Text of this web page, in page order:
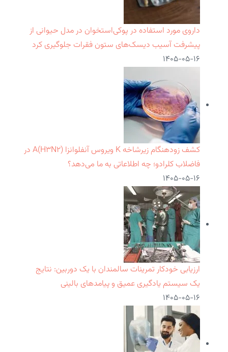
داروی مورد استفاده در پوکی‌استخوان در مدل حیوانی از
پیشرفت آسیب دیسک‌های ستون فقرات جلوگیری کرد
۱۴۰۵-۰۵-۱۶
کشف زودهنگام زیرشاخه K ویروس آنفلوانزا A(H۳N۲) در
فاضلاب کلرادو؛ چه اطلاعاتی به ما می‌دهد؟
۱۴۰۵-۰۵-۱۶
ارزیابی خودکار تمرینات سالمندان با یک دوربین: نتایج
یک سیستم یادگیری عمیق و پیامدهای بالینی
۱۴۰۵-۰۵-۱۶